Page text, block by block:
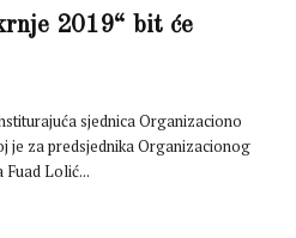
2019“ bit će
sjednica Organizaciono
je za predsjednika Organizacionog
Fuad Lolić...